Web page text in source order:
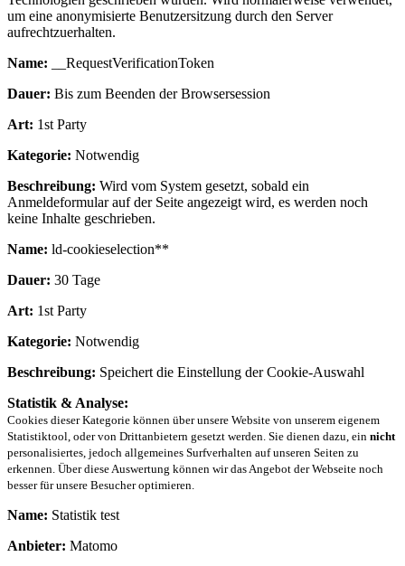
um eine anonymisierte Benutzersitzung durch den Server
aufrechtzuerhalten.
Name: __RequestVerificationToken
Dauer: Bis zum Beenden der Browsersession
Art: 1st Party
Kategorie: Notwendig
Beschreibung: Wird vom System gesetzt, sobald ein
Anmeldeformular auf der Seite angezeigt wird, es werden noch
keine Inhalte geschrieben.
Name: ld-cookieselection**
Dauer: 30 Tage
Art: 1st Party
Kategorie: Notwendig
Beschreibung: Speichert die Einstellung der Cookie-Auswahl
Statistik & Analyse:
Cookies dieser Kategorie können über unsere Website von unserem eigenem
Statistiktool, oder von Drittanbietern gesetzt werden. Sie dienen dazu, ein nicht
personalisiertes, jedoch allgemeines Surfverhalten auf unseren Seiten zu
erkennen. Über diese Auswertung können wir das Angebot der Webseite noch
besser für unsere Besucher optimieren.
Name: Statistik test
Anbieter: Matomo